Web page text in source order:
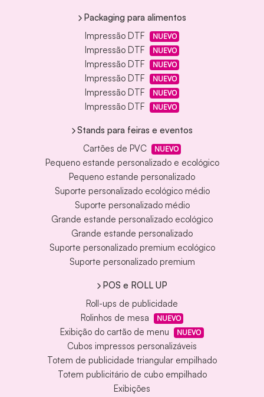
Packaging para alimentos
Impressão DTF
NUEVO
Impressão DTF NUEVO
Impressão DTF NUEVO
Impressão DTF NUEVO
Impressão DTF NUEVO
Impressão DTF NUEVO
Stands para feiras e eventos
Cartões de PVC
NUEVO
Pequeno estande personalizado e ecológico
Pequeno estande personalizado
Suporte personalizado ecológico médio
Suporte personalizado médio
Grande estande personalizado ecológico
Grande estande personalizado
Suporte personalizado premium ecológico
Suporte personalizado premium
POS e ROLL UP
Roll-ups de publicidade
Rolinhos de mesa
NUEVO
Exibição do cartão de menu NUEVO
Cubos impressos personalizáveis
Totem de publicidade triangular empilhado
Totem publicitário de cubo empilhado
Exibições